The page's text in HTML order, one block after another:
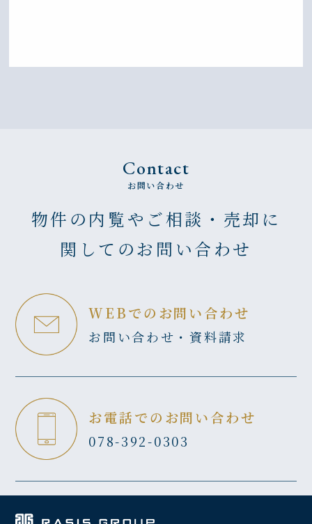
Contact
お問い合わせ
物件の内覧やご相談・売却に
関してのお問い合わせ
WEBでのお問い合わせ
お問い合わせ・資料請求
お電話でのお問い合わせ
078-392-0303